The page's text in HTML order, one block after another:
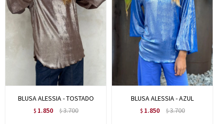
BLUSA ALESSIA - TOSTADO
$ 1.850 $3.700
BLUSA ALESSIA - AZUL
$ 1.850 $3.700